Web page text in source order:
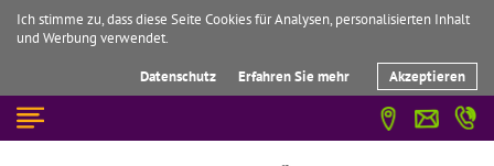
Ich stimme zu, dass diese Seite Cookies für Analysen, personalisierten Inhalt
und Werbung verwendet.
Datenschutz Erfahren Sie mehr Akzeptieren
☰